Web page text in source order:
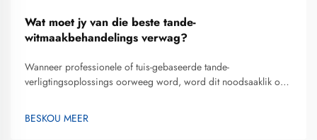
Wat moet jy van die beste tande-
witmaakbehandelings verwag?
Wanneer professionele of tuis-gebaseerde tande-
verligtingsoplossings oorweeg word, word dit noodsaaklik om
definieer, sodat ingeligte besluite geneem kan word. Die beste
tande-witmaakbehandelings kombineer wetenskaplik geldige...
BESKOU MEER